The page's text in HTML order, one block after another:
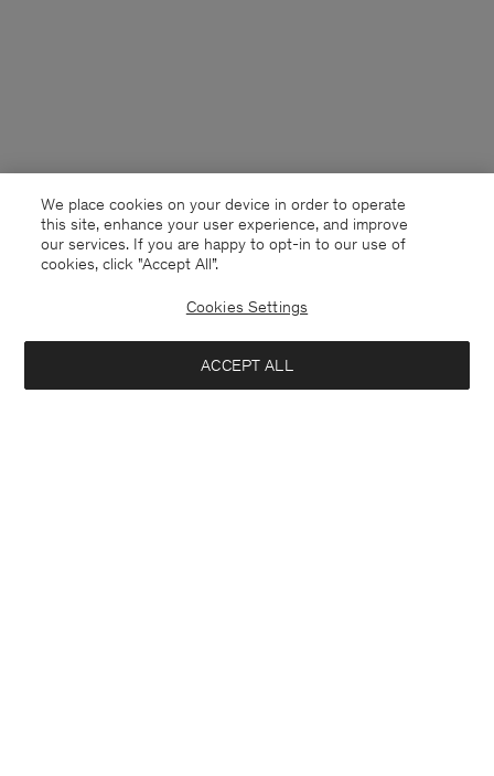
We place cookies on your device in order to operate
this site, enhance your user experience, and improve
our services. If you are happy to opt-in to our use of
cookies, click "Accept All”.
Cookies Settings
ACCEPT ALL